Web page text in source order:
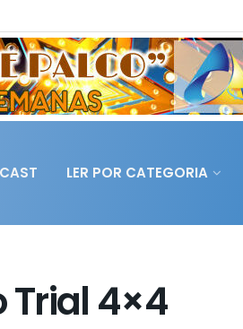
LER POR CATEGORIA
Trial 4×4